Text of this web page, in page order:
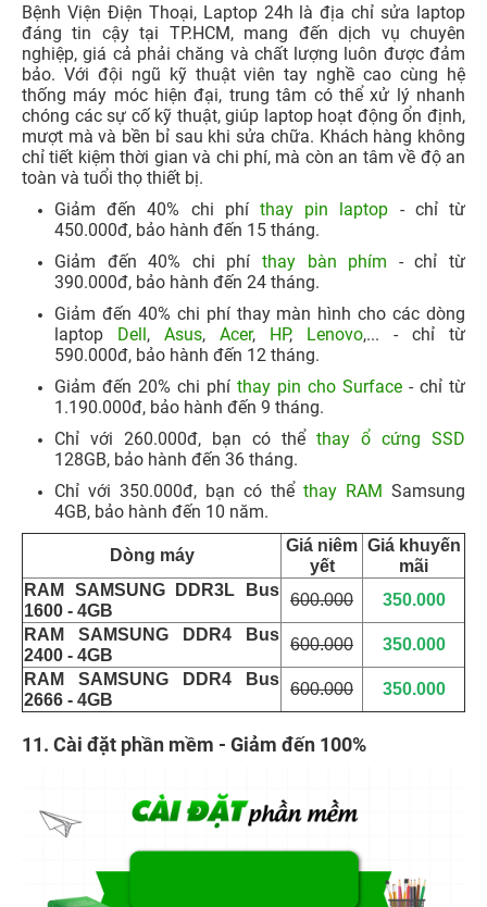
Bệnh Viện Điện Thoại, Laptop 24h là địa chỉ sửa laptop
đáng tin cậy tại TP.HCM, mang đến dịch vụ chuyên
nghiệp, giá cả phải chăng và chất lượng luôn được đảm
bảo. Với đội ngũ kỹ thuật viên tay nghề cao cùng hệ
thống máy móc hiện đại, trung tâm có thể xử lý nhanh
chóng các sự cố kỹ thuật, giúp laptop hoạt động ổn định,
mượt mà và bền bỉ sau khi sửa chữa. Khách hàng không
chỉ tiết kiệm thời gian và chi phí, mà còn an tâm về độ an
toàn và tuổi thọ thiết bị.
Giảm đến 40% chi phíthay pin laptop - chỉ từ
450.000đ, bảo hành đến 15 tháng.​
Giảm đến 40% chi phí thay bàn phím - chỉ từ
390.000đ, bảo hành đến 24 tháng.​
Giảm đến 40% chi phí thay màn hình cho các dòng
laptop Dell, Asus, Acer, HP, Lenovo,... - chỉ từ
590.000đ, bảo hành đến 12 tháng.​
Giảm đến 20% chi phí thay pin cho Surface - chỉ từ
1.190.000đ, bảo hành đến 9 tháng.​
Chỉ với 260.000đ, bạn có thể thay ổ cứng SSD
128GB, bảo hành đến 36 tháng.​
Chỉ với 350.000đ, bạn có thể thay RAM Samsung
4GB, bảo hành đến 10 năm.​
Dòng máy
Giá niêm
yết
Giá khuyến
mãi
RAM SAMSUNG DDR3L Bus
1600 - 4GB
600.000
350.000
RAM SAMSUNG DDR4 Bus
2400 - 4GB
600.000
350.000
RAM SAMSUNG DDR4 Bus
2666 - 4GB
600.000 350.000
11. Cài đặt phần mềm - Giảm đến 100%